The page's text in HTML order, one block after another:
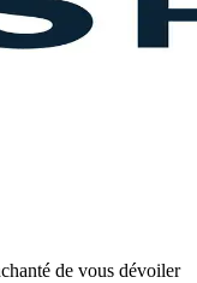
de vous dévoiler